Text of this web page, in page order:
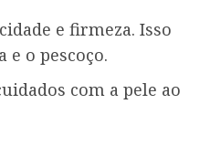
e firmeza. Isso
o pescoço.
com a pele ao